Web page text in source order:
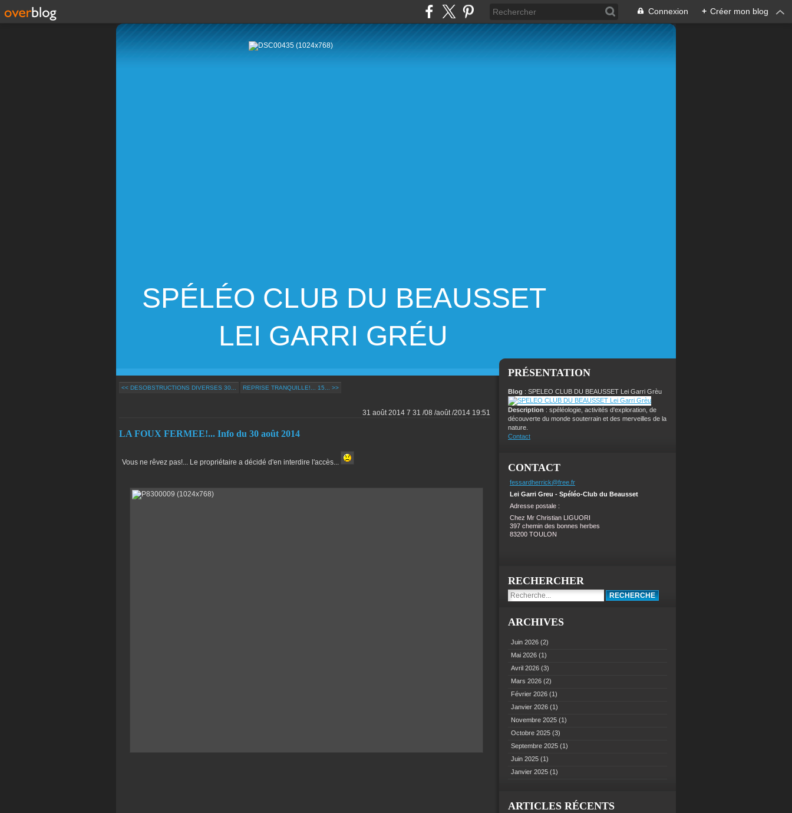
Connexion + Créer mon blog
SPÉLÉO CLUB DU BEAUSSET
LEI GARRI GRÉU
<< DESOBSTRUCTIONS DIVERSES 30... REPRISE TRANQUILLE!... 15... >>
31 août 2014 7 31 /08 /août /2014 19:51
LA FOUX FERMEE!... Info du 30 août 2014
Vous ne rêvez pas!... Le propriétaire a décidé d'en interdire l'accès...
PRÉSENTATION
Blog : SPELEO CLUB DU BEAUSSET Lei Garri Grèu
Description : spéléologie, activités d'exploration, de
découverte du monde souterrain et des merveilles de la
nature.
Contact
CONTACT
fessardherrick@free.fr
Lei Garri Greu - Spéléo-Club du Beausset
Adresse postale :
Chez Mr Christian LIGUORI
397 chemin des bonnes herbes
83200 TOULON
RECHERCHER
ARCHIVES
Juin 2026 (2)
Mai 2026 (1)
Avril 2026 (3)
Mars 2026 (2)
Février 2026 (1)
Janvier 2026 (1)
Novembre 2025 (1)
Octobre 2025 (3)
Septembre 2025 (1)
Juin 2025 (1)
Janvier 2025 (1)
ARTICLES RÉCENTS